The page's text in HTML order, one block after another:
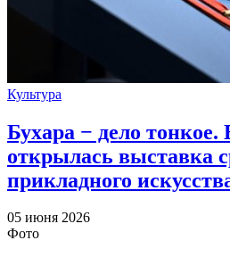
Культура
Бухара − дело
открылась выставка
прикладного
05 июня 2026
Фото